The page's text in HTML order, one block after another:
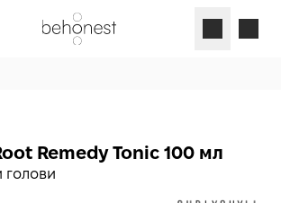
голови
Remedy Tonic 100 мл